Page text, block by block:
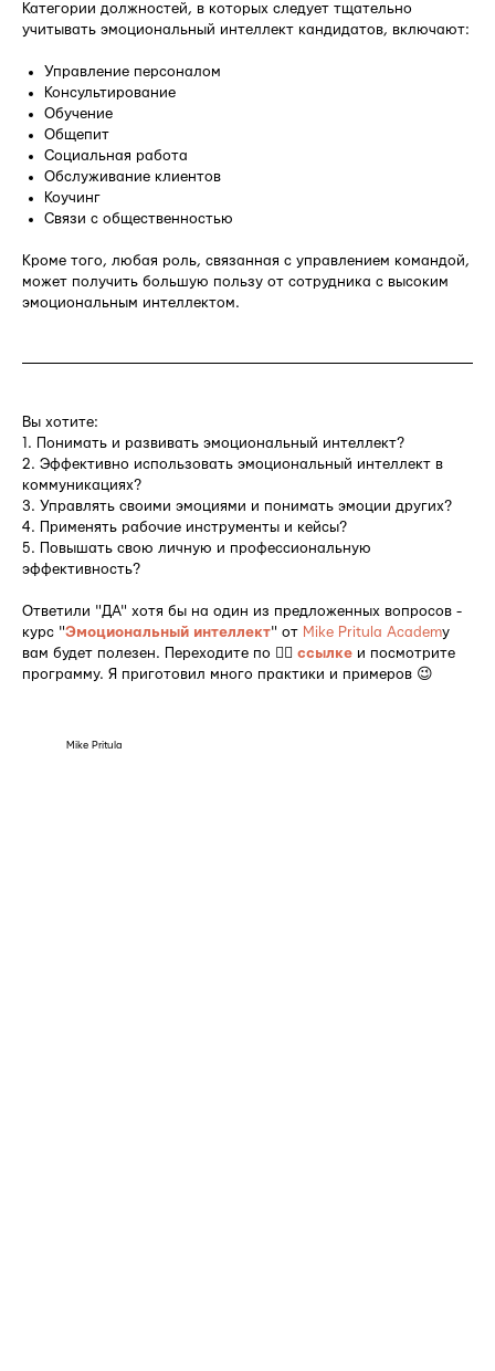
Категории должностей, в которых следует тщательно
учитывать эмоциональный интеллект кандидатов, включают:
Управление персоналом
Консультирование
Обучение
Общепит
Социальная работа
Обслуживание клиентов
Коучинг
Связи с общественностью
Кроме того, любая роль, связанная с управлением командой,
может получить большую пользу от сотрудника с высоким
эмоциональным интеллектом.
Вы хотите:
1. Понимать и развивать эмоциональный интеллект?
2. Эффективно использовать эмоциональный интеллект в
коммуникациях?
3. Управлять своими эмоциями и понимать эмоции других?
4. Применять рабочие инструменты и кейсы?
5. Повышать свою личную и профессиональную
эффективность?
Ответили "ДА" хотя бы на один из предложенных вопросов -
курс "Эмоциональный интеллект" от Mike Pritula Academy
вам будет полезен. Переходите по 👉🏻 ссылке и посмотрите
программу. Я приготовил много практики и примеров 😉
Mike Pritula